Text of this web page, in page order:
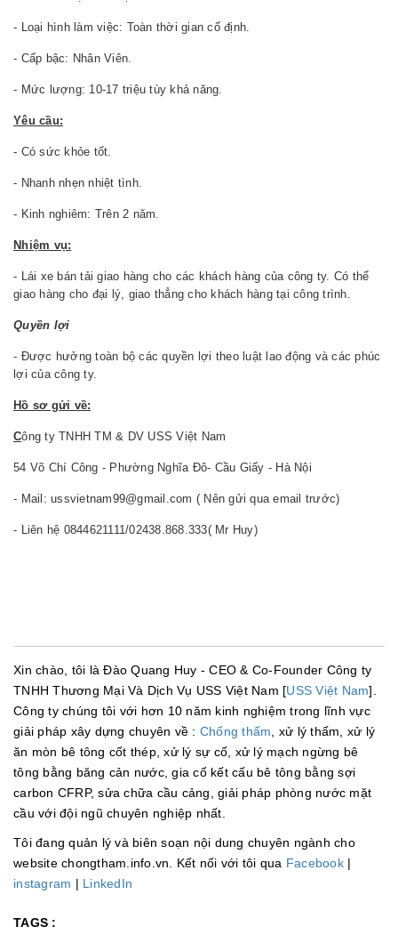
- Loại hình làm việc: Toàn thời gian cố định.
- Cấp bậc: Nhân Viên.
- Mức lượng: 10-17 triệu tùy khả năng.
Yêu cầu:
- Có sức khỏe tốt.
- Nhanh nhẹn nhiệt tình.
- Kinh nghiêm: Trên 2 năm.
Nhiệm vụ:
- Lái xe bán tải giao hàng cho các khách hàng của công ty. Có thể
giao hàng cho đại lý, giao thẳng cho khách hàng tại công trình.
Quyền lợi
- Được hưởng toàn bộ các quyền lợi theo luật lao động và các phúc
lợi của công ty.
Hồ sơ gửi về:
Công ty TNHH TM & DV USS Việt Nam
54 Võ Chí Công - Phường Nghĩa Đô- Cầu Giấy - Hà Nội
- Mail: ussvietnam99@gmail.com ( Nên gửi qua email trước)
- Liên hệ 0844621111/02438.868.333( Mr Huy)
Xin chào, tôi là Đào Quang Huy - CEO & Co-Founder Công ty
TNHH Thương Mại Và Dịch Vụ USS Việt Nam [USS Việt Nam].
Công ty chúng tôi với hơn 10 năm kinh nghiệm trong lĩnh vực
giải pháp xây dựng chuyên về : Chống thấm , xử lý thấm, xử lý
ăn mòn bê tông cốt thép, xử lý sự cố, xử lý mạch ngừng bê
tông bằng băng cản nước, gia cố kết cấu bê tông bằng sợi
carbon CFRP, sửa chữa cầu cảng, giải pháp phòng nước mặt
cầu với đội ngũ chuyên nghiệp nhất.
Tôi đang quản lý và biên soạn nội dung chuyên ngành cho
website chongtham.info.vn. Kết nối với tôi qua Facebook|
instagram | LinkedIn
TAGS :